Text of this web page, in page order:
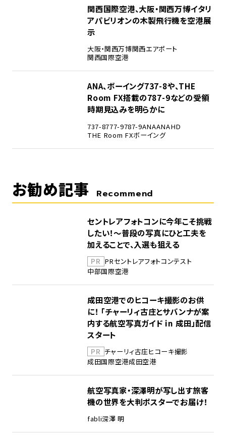
関西国際空港、大阪・関西万博イタリ
アパビリオンの木製飛行機を空港展
示
大阪・関西万博関西エアポート
関西国際空港
ANA、ボーイング737-8や、THE
Room FX搭載の787-9などの受領
時期見込みを明らかに
737-8777-9787-9ANAANAHD
THE Room FXボーイング
お勧め記事 Recommend
セントレアフォトコンに今年こそ挑戦
したい！～普段の写真にひと工夫を
加えることで、入選も狙える
PR PRセントレアフォトコンテスト
中部国際空港
成田空港でのヒコーキ撮影のお供
に！ 「チャーリィ古庄とサバンナが案
内する航空写真ガイド in 成田」配信
スタート
PR チャーリィ古庄ヒコーキ撮影
成田国際空港成田空港
航空写真家・深澤明が写し出す旅客
機の世界を大判ポスターでお届け！
fabli深澤 明